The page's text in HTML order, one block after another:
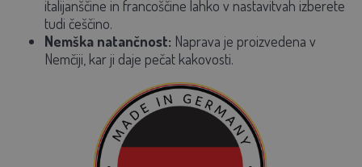
italijanščine in francoščine lahko v nastavitvah izberete
tudi češčino.
Nemška natančnost: Naprava je proizvedena v
Nemčiji, kar ji daje pečat kakovosti.